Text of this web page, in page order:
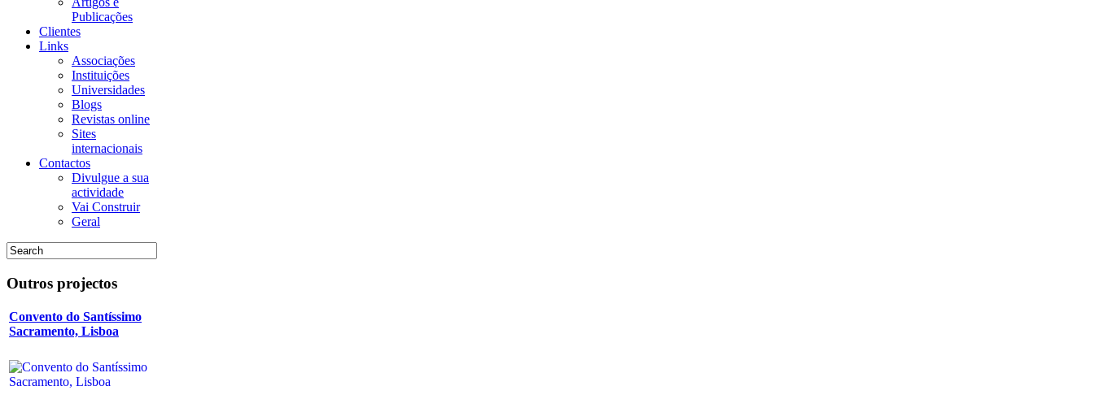
Publicações
Clientes
Links
Associações
Instituições
Universidades
Blogs
Revistas online
Sites
internacionais
Contactos
Divulgue a sua
actividade
Vai Construir
Geral
Outros projectos
Convento do Santíssimo
Sacramento, Lisboa